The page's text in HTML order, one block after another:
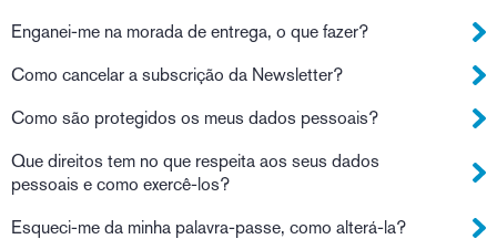
Enganei-me na morada de entrega, o que fazer?
Como cancelar a subscrição da Newsletter?
Como são protegidos os meus dados pessoais?
Que direitos tem no que respeita aos seus dados
pessoais e como exercê-los?
Esqueci-me da minha palavra-passe, como alterá-la?